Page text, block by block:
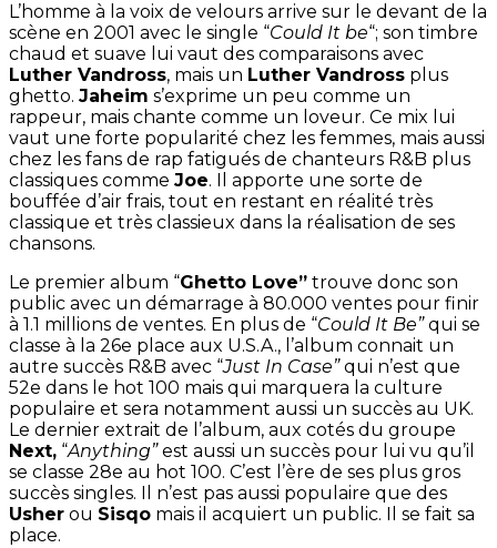
L’homme à la voix de velours arrive sur le devant de la
scène en 2001 avec le single “Could It be“; son timbre
chaud et suave lui vaut des comparaisons avec
Luther Vandross, mais un Luther Vandross plus
ghetto. Jaheim s’exprime un peu comme un
rappeur, mais chante comme un loveur. Ce mix lui
vaut une forte popularité chez les femmes, mais aussi
chez les fans de rap fatigués de chanteurs R&B plus
classiques comme Joe. Il apporte une sorte de
bouffée d’air frais, tout en restant en réalité très
classique et très classieux dans la réalisation de ses
chansons.
Le premier album “Ghetto Love” trouve donc son
public avec un démarrage à 80.000 ventes pour finir
à 1.1 millions de ventes. En plus de “Could It Be”qui se
classe à la 26e place aux U.S.A., l’album connait un
autre succès R&B avec “Just In Case”qui n’est que
52e dans le hot 100 mais qui marquera la culture
populaire et sera notamment aussi un succès au UK.
Le dernier extrait de l’album, aux cotés du groupe
Next, “Anything”est aussi un succès pour lui vu qu’il
se classe 28e au hot 100. C’est l’ère de ses plus gros
succès singles. Il n’est pas aussi populaire que des
Usher ou Sisqo mais il acquiert un public. Il se fait sa
place.